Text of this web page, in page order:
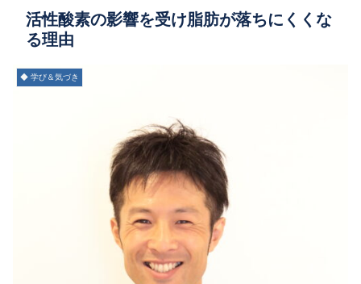
活性酸素の影響を受け脂肪が落ちにくくな
る理由
◆ 学び＆気づき